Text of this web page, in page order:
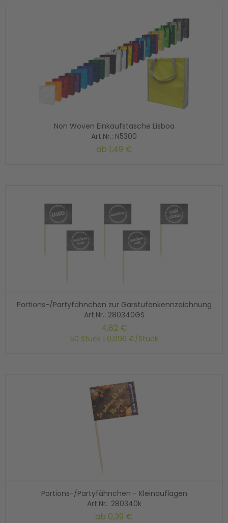
Non Woven Einkaufstasche Lisboa
Art.Nr.: N5300
ab 1,49 €
Portions-/Partyfähnchen zur Garstufenkennzeichnung
Art.Nr.: 280340GS
4,82 €
50 Stück | 0,096 €/Stück
Portions-/Partyfähnchen - Kleinauflagen
Art.Nr.: 280340k
ab 0,39 €